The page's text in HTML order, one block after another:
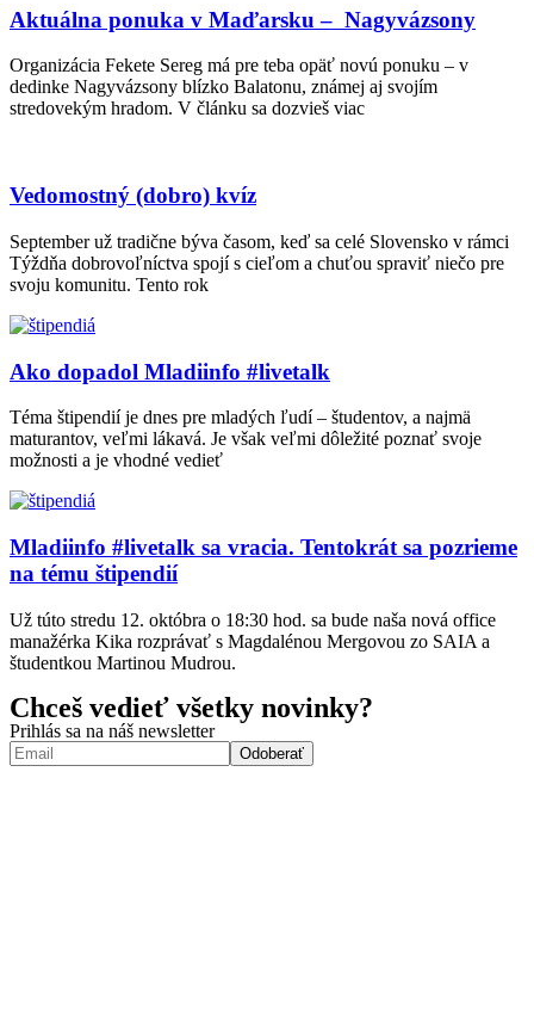
Aktuálna ponuka v Maďarsku – Nagyvázsony
Organizácia Fekete Sereg má pre teba opäť novú ponuku – v
dedinke Nagyvázsony blízko Balatonu, známej aj svojím
stredovekým hradom. V článku sa dozvieš viac
Vedomostný (dobro) kvíz
September už tradične býva časom, keď sa celé Slovensko v rámci
Týždňa dobrovoľníctva spojí s cieľom a chuťou spraviť niečo pre
svoju komunitu. Tento rok
Ako dopadol Mladiinfo #livetalk
Téma štipendií je dnes pre mladých ľudí – študentov, a najmä
maturantov, veľmi lákavá. Je však veľmi dôležité poznať svoje
možnosti a je vhodné vedieť
Mladiinfo #livetalk sa vracia. Tentokrát sa pozrieme
na tému štipendií
Už túto stredu 12. októbra o 18:30 hod. sa bude naša nová office
manažérka Kika rozprávať s Magdalénou Mergovou zo SAIA a
študentkou Martinou Mudrou.
Chceš vedieť všetky novinky?
Prihlás sa na náš newsletter